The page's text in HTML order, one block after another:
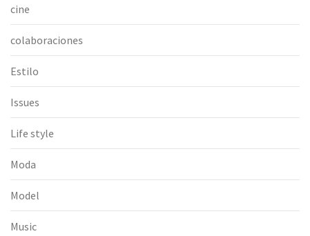
cine
colaboraciones
Estilo
Issues
Life style
Moda
Model
Music